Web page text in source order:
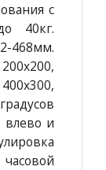
с
40кг.
468мм.
влево и